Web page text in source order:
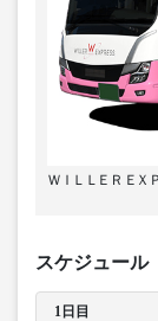
ＷＩＬＬＥＲ ＥＸ
スケジュール
1日目